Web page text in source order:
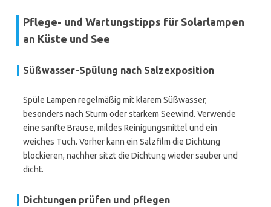
Pflege- und Wartungstipps für Solarlampen
an Küste und See
Süßwasser-Spülung nach Salzexposition
Spüle Lampen regelmäßig mit klarem Süßwasser,
besonders nach Sturm oder starkem Seewind. Verwende
eine sanfte Brause, mildes Reinigungsmittel und ein
weiches Tuch. Vorher kann ein Salzfilm die Dichtung
blockieren, nachher sitzt die Dichtung wieder sauber und
dicht.
Dichtungen prüfen und pflegen